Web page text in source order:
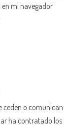
mi navegador
ceden o comunican
ha contratado los